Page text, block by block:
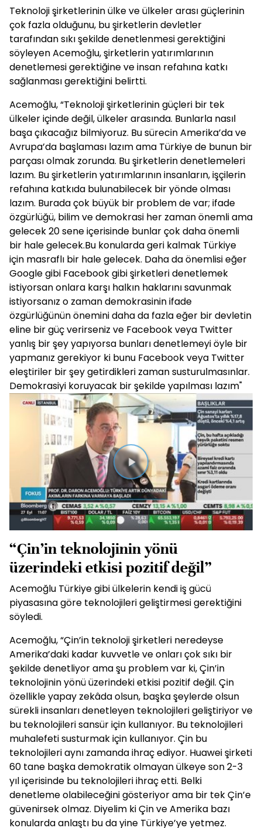
Teknoloji şirketlerinin ülke ve ülkeler arası güçlerinin
çok fazla olduğunu, bu şirketlerin devletler
tarafından sıkı şekilde denetlenmesi gerektiğini
söyleyen Acemoğlu, şirketlerin yatırımlarının
denetlemesi gerektiğine ve insan refahına katkı
sağlanması gerektiğini belirtti.
Acemoğlu, “Teknoloji şirketlerinin güçleri bir tek
ülkeler içinde değil, ülkeler arasında. Bunlarla nasıl
başa çıkacağız bilmiyoruz. Bu sürecin Amerika’da ve
Avrupa’da başlaması lazım ama Türkiye de bunun bir
parçası olmak zorunda. Bu şirketlerin denetlemeleri
lazım. Bu şirketlerin yatırımlarının insanların, işçilerin
refahına katkıda bulunabilecek bir yönde olması
lazım. Burada çok büyük bir problem de var; ifade
özgürlüğü, bilim ve demokrasi her zaman önemli ama
gelecek 20 sene içerisinde bunlar çok daha önemli
bir hale gelecek.Bu konularda geri kalmak Türkiye
için masraflı bir hale gelecek. Daha da önemlisi eğer
Google gibi Facebook gibi şirketleri denetlemek
istiyorsan onlara karşı halkın haklarını savunmak
istiyorsanız o zaman demokrasinin ifade
özgürlüğünün önemini daha da fazla eğer bir devletin
eline bir güç verirseniz ve Facebook veya Twitter
yanlış bir şey yapıyorsa bunları denetlemeyi öyle bir
yapmanız gerekiyor ki bunu Facebook veya Twitter
eleştiriler bir şey getirdikleri zaman susturulmasınlar.
Demokrasiyi koruyacak bir şekilde yapılması lazım"
Videoyu
Oynat
“Çin’in teknolojinin yönü
üzerindeki etkisi pozitif değil”
Acemoğlu Türkiye gibi ülkelerin kendi iş gücü
piyasasına göre teknolojileri geliştirmesi gerektiğini
söyledi.
Acemoğlu, “Çin’in teknoloji şirketleri neredeyse
Amerika’daki kadar kuvvetle ve onları çok sıkı bir
şekilde denetliyor ama şu problem var ki, Çin’in
teknolojinin yönü üzerindeki etkisi pozitif değil. Çin
özellikle yapay zekâda olsun, başka şeylerde olsun
sürekli insanları denetleyen teknolojileri geliştiriyor ve
bu teknolojileri sansür için kullanıyor. Bu teknolojileri
muhalefeti susturmak için kullanıyor. Çin bu
teknolojileri aynı zamanda ihraç ediyor. Huawei şirketi
60 tane başka demokratik olmayan ülkeye son 2-3
yıl içerisinde bu teknolojileri ihraç etti. Belki
denetleme olabileceğini gösteriyor ama bir tek Çin’e
güvenirsek olmaz. Diyelim ki Çin ve Amerika bazı
konularda anlaştı bu da yine Türkiye’ye yetmez.